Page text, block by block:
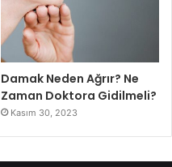
Damak Neden Ağrır? Ne
Zaman Doktora Gidilmeli?
Kasım 30, 2023